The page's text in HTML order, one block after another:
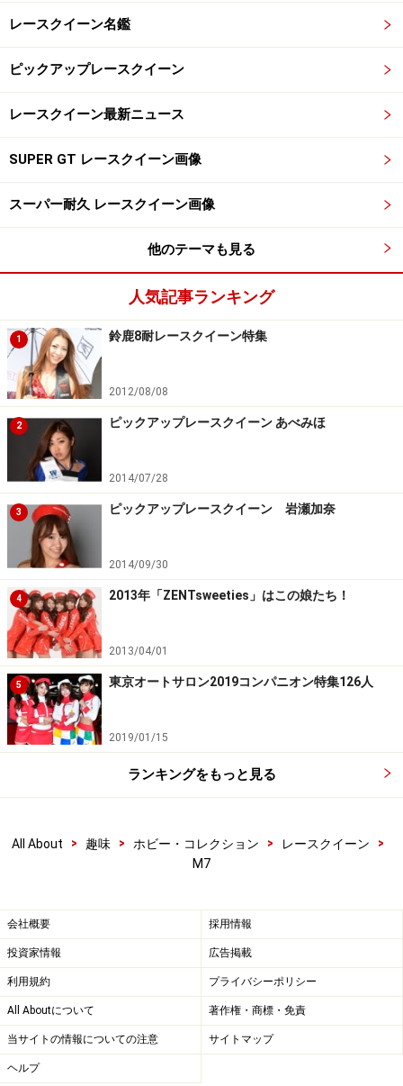
レースクイーン名鑑
ピックアップレースクイーン
レースクイーン最新ニュース
SUPER GT レースクイーン画像
スーパー耐久 レースクイーン画像
他のテーマも見る
人気記事ランキング
1 鈴鹿8耐レースクイーン特集
2012/08/08
2 ピックアップレースクイーン あべみほ
2014/07/28
3 ピックアップレースクイーン 岩瀬加奈
2014/09/30
4 2013年「ZENTsweeties」はこの娘たち！
2013/04/01
5 東京オートサロン2019コンパニオン特集126人
2019/01/15
ランキングをもっと見る
All About > 趣味 > ホビー・コレクション > レースクイーン
>
M7
会社概要 採用情報
投資家情報 広告掲載
利用規約 プライバシーポリシー
All Aboutについて 著作権・商標・免責
当サイトの情報についての注意 サイトマップ
ヘルプ